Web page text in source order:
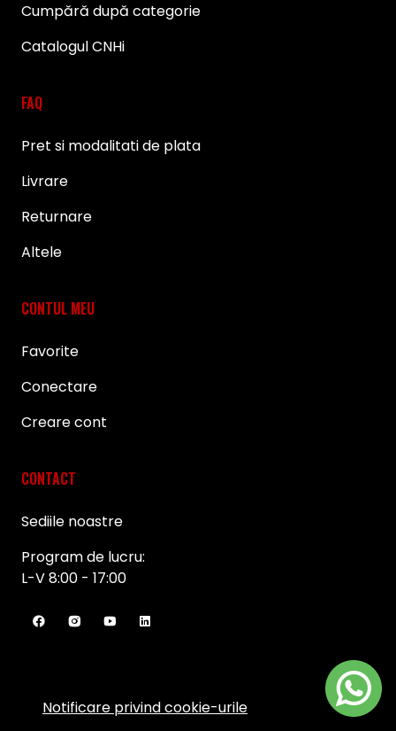
Cumpără după categorie
Catalogul CNHi
FAQ
Pret si modalitati de plata
Livrare
Returnare
Altele
CONTUL MEU
Favorite
Conectare
Creare cont
CONTACT
Sediile noastre
Program de lucru:
L-V 8:00 - 17:00
Notificare privind cookie-urile